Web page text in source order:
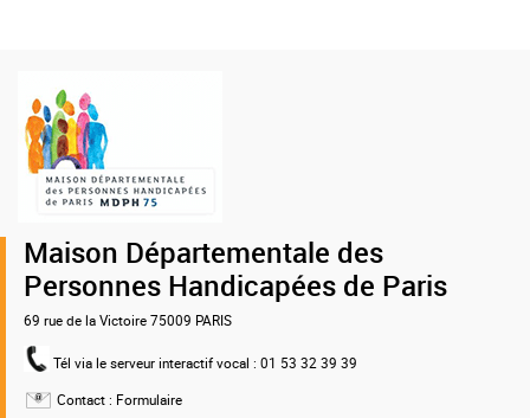
Logo
de
la
MDPH
Maison Départementale des
Personnes Handicapées de Paris
69 rue de la Victoire 75009 PARIS
Tél via le serveur interactif vocal : 01 53 32 39 39
Contact : Formulaire